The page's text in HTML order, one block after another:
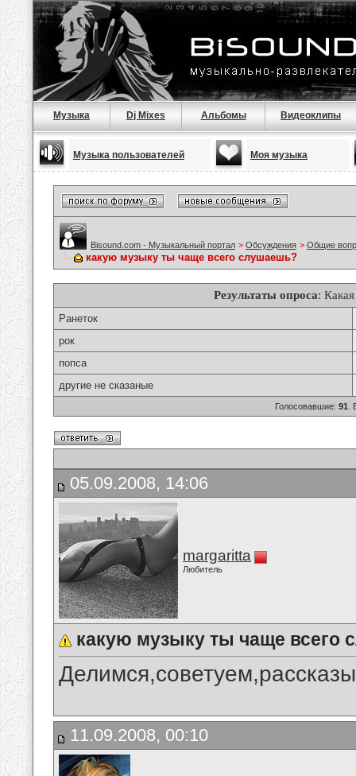
Музыка Dj Mixes Альбомы Видеоклипы
Музыка пользователей Моя музыка
Bisound.com - Музыкальный портал > Обсуждения > Общие
какую музыку ты чаще всего слушаешь?
Результаты опроса:
Ранеток
рок
попса
другие не сказаные
Голосовавшие: 91 .
05.09.2008, 14:06
margaritta
Любитель
какую музыку ты чаще всего
11.09.2008, 00:10